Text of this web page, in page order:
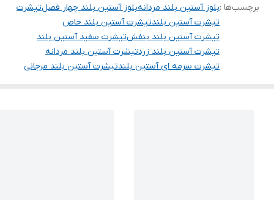
برچسب‌ها :بلوز آستین بلند مردانهبلوز آستین بلند چهار فصلتیشرت
تیشرت آستین بلندتیشرت آستین بلند خاص
تیشرت آستین بلند بنفشتیشرت سفید آستین بلند
تیشرت آستین بلند زردتیشرت آستین بلند مردانه
تیشرت سرمه ای آستین بلندتیشرت آستین بلند مرجانی